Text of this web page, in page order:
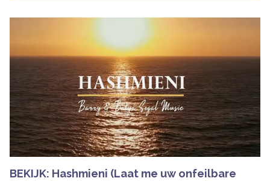
BEKIJK: Hashmieni (Laat me uw onfeilbare